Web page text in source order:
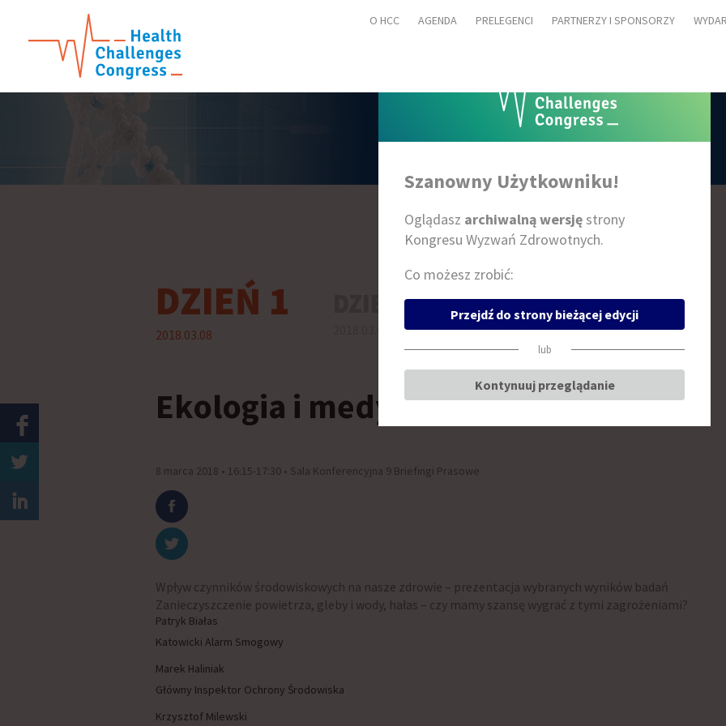
O HCC AGENDA PRELEGENCI PARTNERZY I SPONSORZY
AGENDA
DZIEŃ 1
2018.03.08
DZIEŃ 2
Ekologia i medycyna
8 marca 2018 • 16:15-17:30 • Sala Konferencyjna 9 Briefingi Prasowe
Wpływ czynników środowiskowych na nasze zdrowie – prezentacja wybranych wyników badań
Zanieczyszczenie powietrza, gleby i wody, hałas – czy mamy szansę wygrać z tymi zagrożeniami?
Patryk Białas
Katowicki Alarm Smogowy
Marek Haliniak
Główny Inspektor Ochrony Środowiska
Krzysztof Milewski
Szanowny Użytkowniku!
Oglądasz archiwalną wersjęstrony
Kongresu Wyzwań Zdrowotnych.
Co możesz zrobić:
Przejdź do strony bieżącej edycji
lub
Kontynuuj przeglądanie